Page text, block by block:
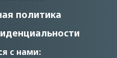
политика
с нами: